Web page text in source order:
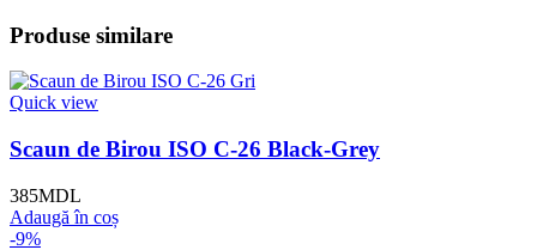
Produse similare
Quick view
Scaun de Birou ISO C-26 Black-Grey
385MDL
Adaugă în coș
-9%